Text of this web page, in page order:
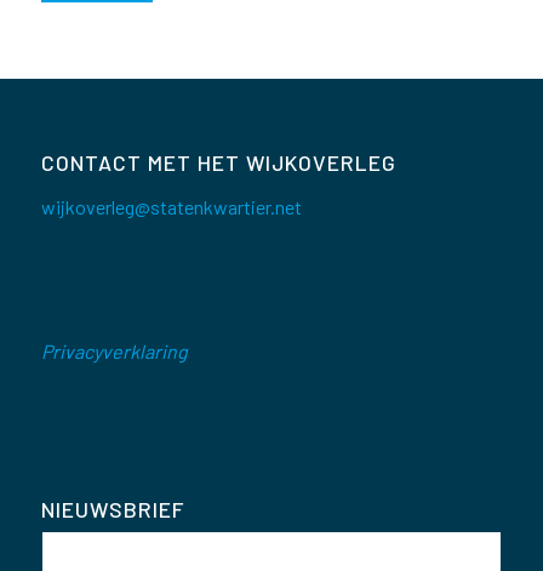
CONTACT MET HET WIJKOVERLEG
wijkoverleg@statenkwartier.net
Privacyverklaring
NIEUWSBRIEF